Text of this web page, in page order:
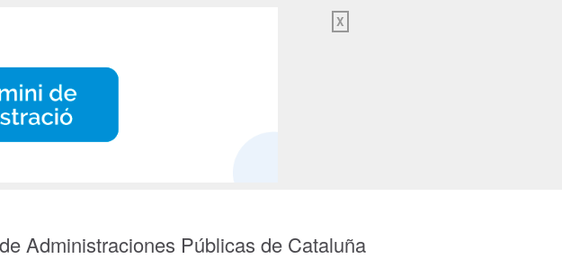
X
Administraciones Públicas de Cataluña